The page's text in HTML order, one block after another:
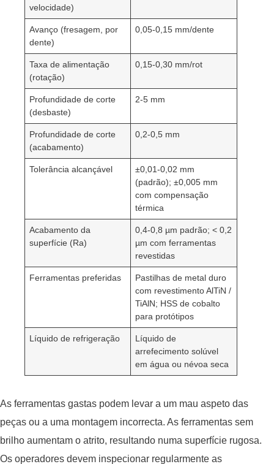
velocidade)
Avanço (fresagem, por
dente)
0,05-0,15 mm/dente
Taxa de alimentação
(rotação)
0,15-0,30 mm/rot
Profundidade de corte
(desbaste)
2-5 mm
Profundidade de corte
(acabamento)
0,2-0,5 mm
Tolerância alcançável
±0,01-0,02 mm
(padrão); ±0,005 mm
com compensação
térmica
Acabamento da
superfície (Ra)
0,4-0,8 µm padrão; < 0,2
µm com ferramentas
revestidas
Ferramentas preferidas
Pastilhas de metal duro
com revestimento AlTiN /
TiAlN; HSS de cobalto
para protótipos
Líquido de refrigeração
Líquido de
arrefecimento solúvel
em água ou névoa seca
As ferramentas gastas podem levar a um mau aspeto das
peças ou a uma montagem incorrecta. As ferramentas sem
brilho aumentam o atrito, resultando numa superfície rugosa.
Os operadores devem inspecionar regularmente as